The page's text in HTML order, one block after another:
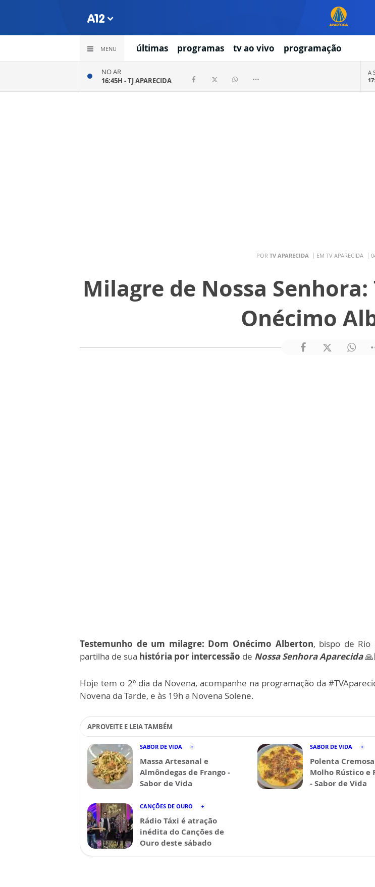
MENU últimas programas tv ao vivo programação
NO AR
16:45H -TJ APARECIDA
A
POR TV APARECIDA EM TV APARECIDA
Milagre de Nossa
Onécimo
Testemunho de um milagre: Dom Onécimo Alberton, bispo de Rio
partilha de sua história por intercessão de Nossa Senhora Aparecida
Hoje tem o 2º dia da Novena, acompanhe na programação da
Novena da Tarde, e às 19h a Novena Solene.
APROVEITE E LEIA TAMBÉM
SABOR DE VIDA
Massa Artesanal e
Almôndegas de Frango -
Sabor de Vida
SABOR DE VIDA
Polenta
Molho Rústico e
- Sabor de Vida
CANÇÕES DE OURO
Rádio Táxi é atração
inédita do Canções de
Ouro deste sábado